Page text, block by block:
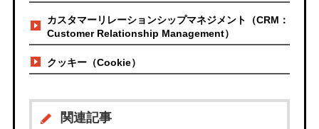
カスタマーリレーションシップマネジメント（CRM：
Customer Relationship Management）
クッキー（Cookie）
関連記事